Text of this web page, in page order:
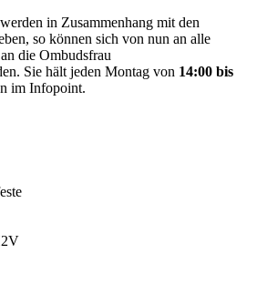
in Zusammenhang mit den
so können sich von nun an alle
die Ombudsfrau
Sie hält jeden Montag von 14:00 bis
im Infopoint.